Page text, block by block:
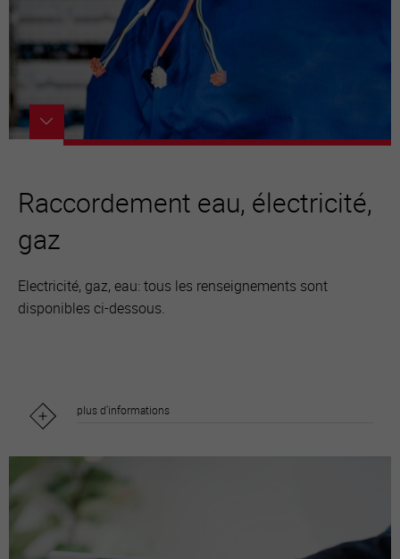
Raccordement eau, électricité,
gaz
Electricité, gaz, eau: tous les renseignements sont
disponibles ci-dessous.
plus d'informations